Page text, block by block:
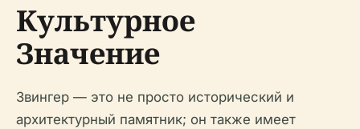
Культурное
Значение
Звингер — это не просто исторический и
архитектурный памятник; он также имеет